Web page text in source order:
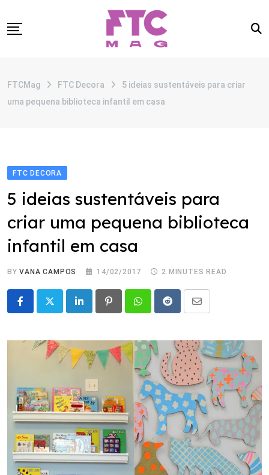
to
CATEGORIAS
FTCMag FTC Decora
5 ideias sustentáveis para criar
uma pequena biblioteca infantil em casa
FTC DECORA
5 ideias sustentáveis para
criar uma pequena biblioteca
infantil em casa
BYVANA CAMPOS 14/02/2017 2 MINUTES READ
LinkedIn PinterestWhatsappRedditShare
Email